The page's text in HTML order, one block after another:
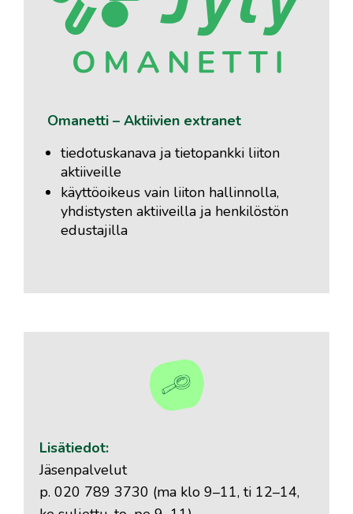
Omanetti – Aktiivien extranet
tiedotuskanava ja tietopankki liiton
aktiiveille
käyttöoikeus vain liiton hallinnolla,
yhdistysten aktiiveilla ja henkilöstön
edustajilla
Lisätiedot:
Jäsenpalvelut
p. 020 789 3730 (ma klo 9–11, ti 12–14,